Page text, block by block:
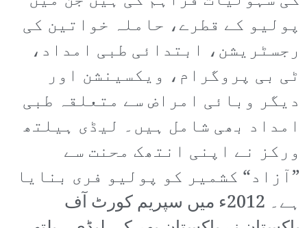
پولیو کے قطرے، حاملہ خواتین کی
رجسٹریشن، ابتدائی طبی امداد،
ٹی بی پروگرام، ویکسینشن اور
دیگر وبائی امراض سے متعلقہ طبی
امداد بھی شامل ہیں۔ لیڈی ہیلتھ
ورکز نے اپنی انتھک محنت سے
”آزاد“ کشمیر کو پولیو فری بنایا
ہے۔ 2012ء میں سپریم کورٹ آف